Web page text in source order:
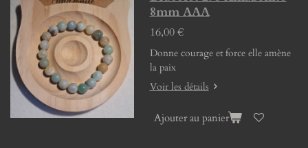
8mm AAA
16,00 €
Donne courage et force elle amène
la paix
Voir les détails
Ajouter au panier